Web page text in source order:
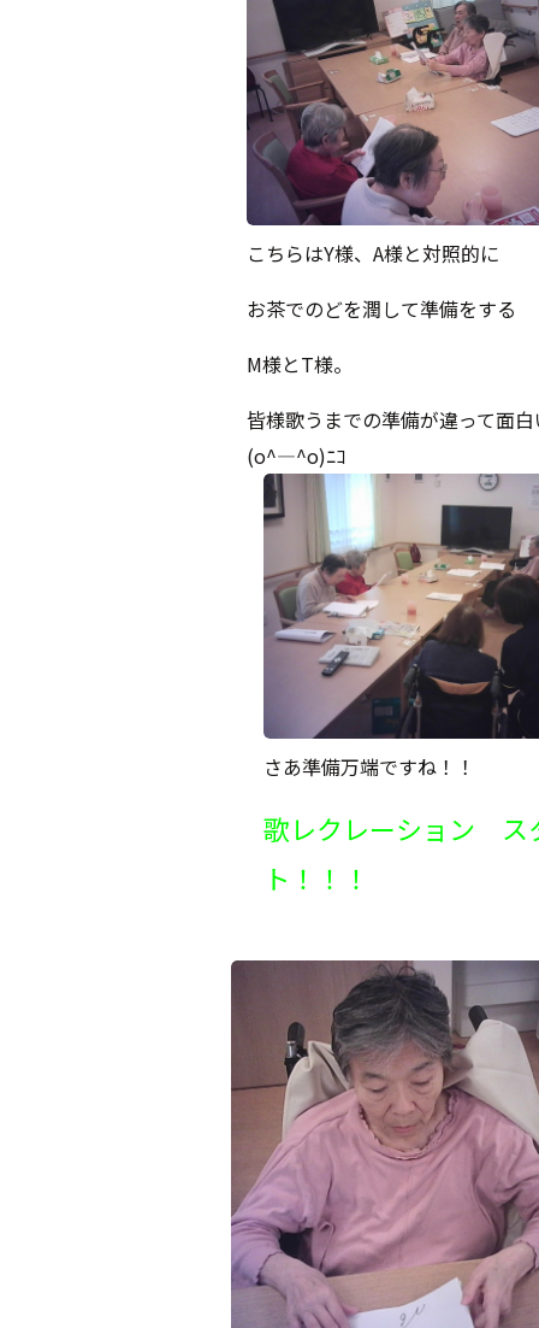
こちらはY様、A様と対照的に
お茶でのどを潤して準備をする
M様とT様。
皆様歌うまでの準備が違って面
(o^―^o)ﾆｺ
さあ準備万端ですね！！
歌レクレーション ス
ト！！！